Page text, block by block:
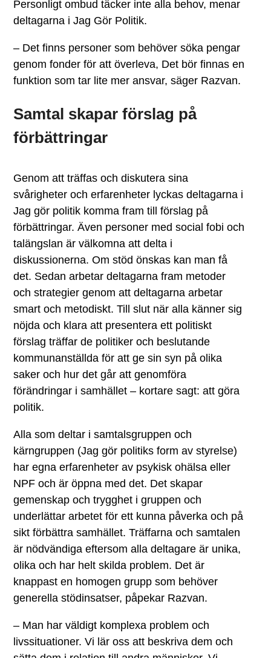
Personligt ombud täcker inte alla behov, menar
deltagarna i Jag Gör Politik.
– Det finns personer som behöver söka pengar
genom fonder för att överleva, Det bör finnas en
funktion som tar lite mer ansvar, säger Razvan.
Samtal skapar förslag på
förbättringar
Genom att träffas och diskutera sina
svårigheter och erfarenheter lyckas deltagarna i
Jag gör politik komma fram till förslag på
förbättringar. Även personer med social fobi och
talängslan är välkomna att delta i
diskussionerna. Om stöd önskas kan man få
det. Sedan arbetar deltagarna fram metoder
och strategier genom att deltagarna arbetar
smart och metodiskt. Till slut när alla känner sig
nöjda och klara att presentera ett politiskt
förslag träffar de politiker och beslutande
kommunanställda för att ge sin syn på olika
saker och hur det går att genomföra
förändringar i samhället – kortare sagt: att göra
politik.
Alla som deltar i samtalsgruppen och
kärngruppen (Jag gör politiks form av styrelse)
har egna erfarenheter av psykisk ohälsa eller
NPF och är öppna med det. Det skapar
gemenskap och trygghet i gruppen och
underlättar arbetet för ett kunna påverka och på
sikt förbättra samhället. Träffarna och samtalen
är nödvändiga eftersom alla deltagare är unika,
olika och har helt skilda problem. Det är
knappast en homogen grupp som behöver
generella stödinsatser, påpekar Razvan.
– Man har väldigt komplexa problem och
livssituationer. Vi lär oss att beskriva dem och